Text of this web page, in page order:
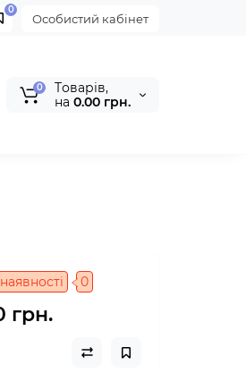
Особистий кабінет
0
0
Tоварів,
на 0.00 грн.
0
грн.